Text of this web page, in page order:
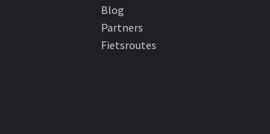
Blog
Partners
Fietsroutes